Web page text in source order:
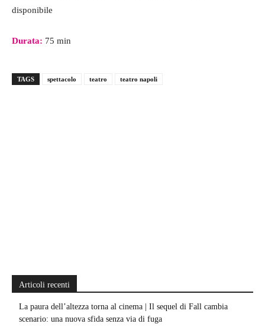
disponibile
Durata: 75 min
TAGS spettacolo teatro teatro napoli
Articoli recenti
La paura dell’altezza torna al cinema | Il sequel di Fall cambia
scenario: una nuova sfida senza via di fuga